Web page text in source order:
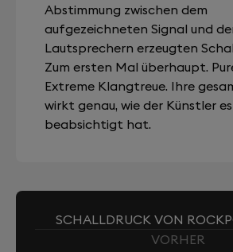
Abstimmung zwischen dem
aufgezeichneten Signal und
Lautsprechern erzeugten
Zum ersten Mal überhaupt.
Extreme Klangtreue. Ihre
wirkt genau, wie der Künstler es
beabsichtigt hat.
SCHALLDRUCK VON
VORHER